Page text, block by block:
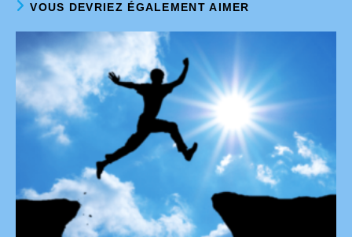
VOUS DEVRIEZ ÉGALEMENT AIMER